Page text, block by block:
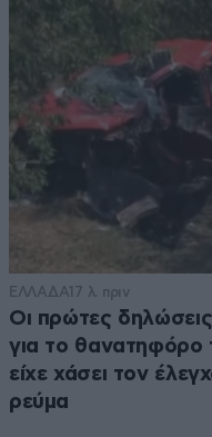
ΕΛΛΑΔΑ17 λ. πριν
Οι πρώτες
για το θανατηφόρο
είχε χάσει τον
ρεύμα